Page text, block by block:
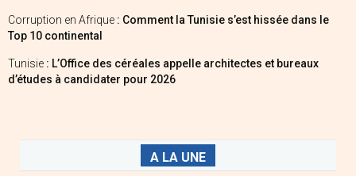
Corruption en Afrique : Comment la Tunisie s’est hissée dans le
Top 10 continental
Tunisie : L’Office des céréales appelle architectes et bureaux
d’études à candidater pour 2026
A LA UNE